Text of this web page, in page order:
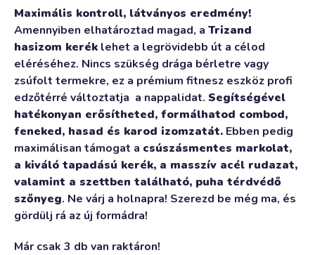
Maximális kontroll, látványos eredmény!
Amennyiben elhatároztad magad, a Trizand
hasizom kerék lehet a legrövidebb út a célod
eléréséhez. Nincs szükség drága bérletre vagy
zsúfolt termekre, ez a prémium fitnesz eszköz profi
edzőtérré változtatja a nappalidat. Segítségével
hatékonyan erősítheted, formálhatod combod,
feneked, hasad és karod izomzatát. Ebben pedig
maximálisan támogat a csúszásmentes markolat,
a kiváló tapadású kerék, a masszív acél rudazat,
valamint a szettben található, puha térdvédő
szőnyeg. Ne várj a holnapra! Szerezd be még ma, és
gördülj rá az új formádra!
Már csak 3 db van raktáron!